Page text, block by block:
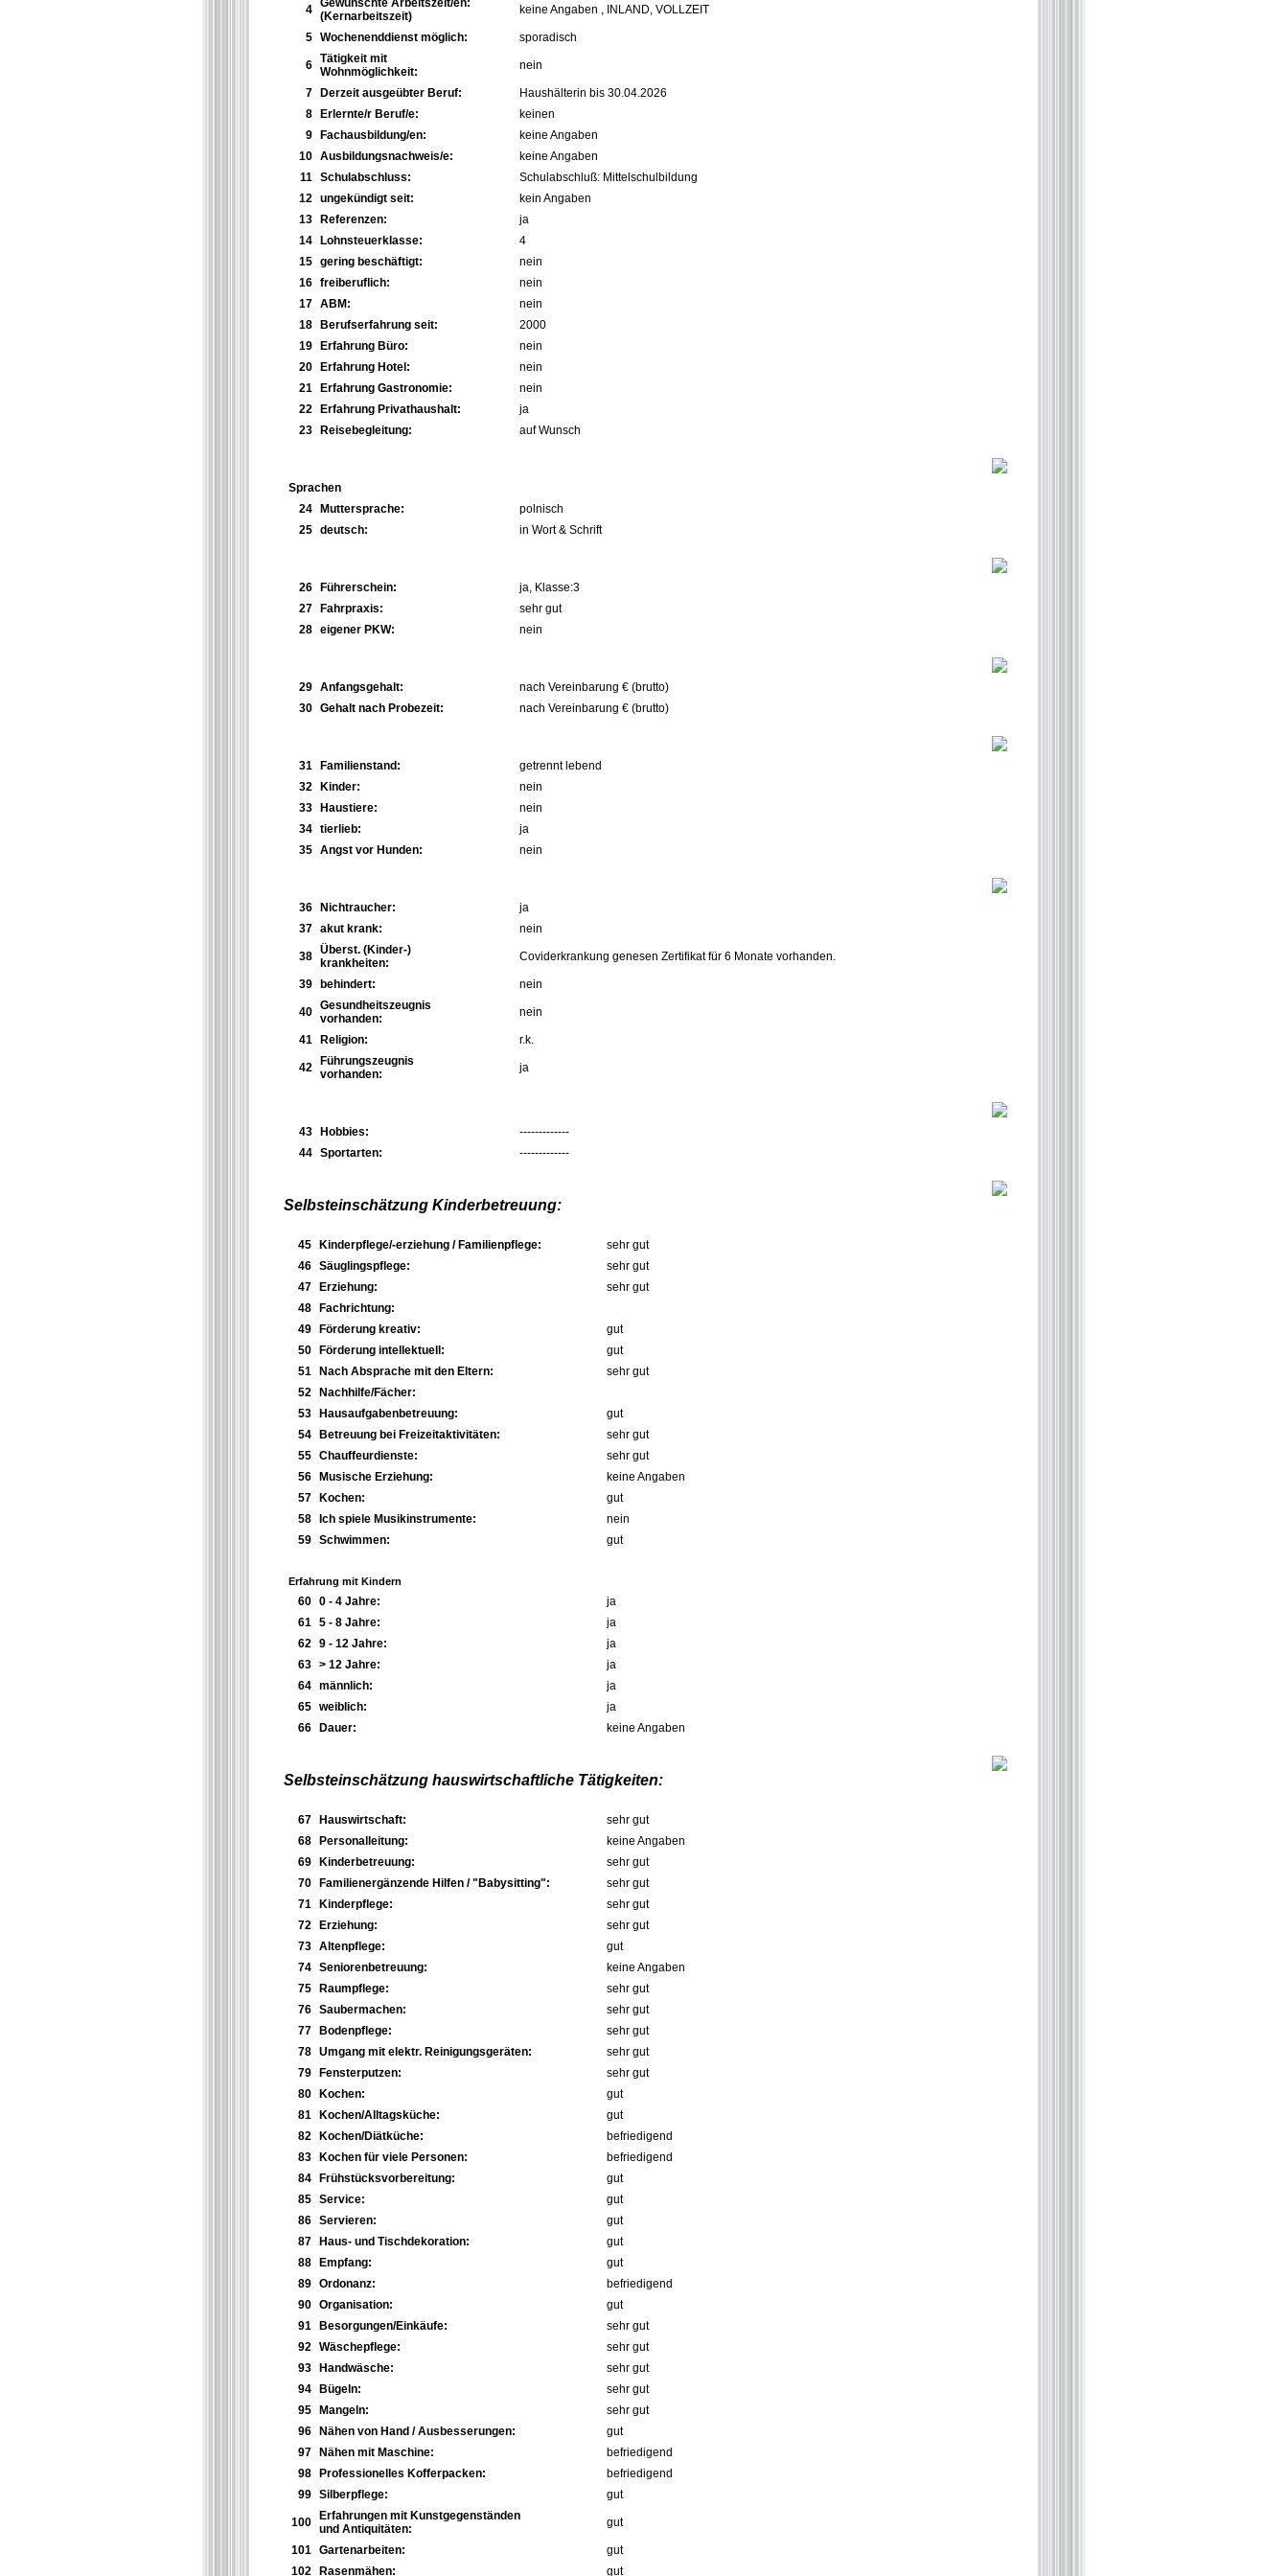
4 Gewünschte Arbeitszeit/en:
(Kernarbeitszeit)
keine Angaben , INLAND, VOLLZEIT
5 Wochenenddienst möglich: sporadisch
6 Tätigkeit mit
Wohnmöglichkeit:
nein
7 Derzeit ausgeübter Beruf:
Haushälterin bis 30.04.2026
8
Erlernte/r Beruf/e:
keinen
9
Fachausbildung/en:
keine Angaben
10 Ausbildungsnachweis/e:
keine Angaben
11 Schulabschluss:
Schulabschluß: Mittelschulbildung
12 ungekündigt seit:
kein Angaben
13
Referenzen:
ja
14
Lohnsteuerklasse:
4
15 gering beschäftigt:
nein
16 freiberuflich:
nein
17 ABM:
nein
18
Berufserfahrung seit:
2000
19
Erfahrung Büro:
nein
20
Erfahrung Hotel:
nein
21
Erfahrung Gastronomie:
nein
22
Erfahrung Privathaushalt:
ja
23
Reisebegleitung: auf Wunsch
Sprachen
24
Muttersprache:
polnisch
25 deutsch: in Wort & Schrift
26 Führerschein:
ja, Klasse:3
27
Fahrpraxis:
sehr gut
28 eigener PKW: nein
29 Anfangsgehalt:
nach Vereinbarung € (brutto)
30 Gehalt nach Probezeit: nach Vereinbarung € (brutto)
31 Familienstand:
getrennt lebend
32
Kinder:
nein
33
Haustiere:
nein
34 tierlieb:
ja
35 Angst vor Hunden: nein
36 Nichtraucher:
ja
37 akut krank: nein
38 Überst. (Kinder-)
krankheiten:
Coviderkrankung genesen Zertifikat für 6 Monate vorhanden.
39 behindert: nein
40 Gesundheitszeugnis
vorhanden:
nein
41 Religion: r.k.
42
Führungszeugnis
vorhanden:
ja
43 Hobbies:
-------------
44 Sportarten: -------------
Selbsteinschätzung Kinderbetreuung:
45 Kinderpflege/-erziehung / Familienpflege:
sehr gut
46 Säuglingspflege:
sehr gut
47
Erziehung:
sehr gut
48
Fachrichtung:
49
Förderung kreativ:
gut
50
Förderung intellektuell:
gut
51
Nach Absprache mit den Eltern:
sehr gut
52
Nachhilfe/Fächer:
53
Hausaufgabenbetreuung:
gut
54
Betreuung bei Freizeitaktivitäten:
sehr gut
55 Chauffeurdienste:
sehr gut
56
Musische Erziehung:
keine Angaben
57
Kochen:
gut
58
Ich spiele Musikinstrumente:
nein
59 Schwimmen: gut
Erfahrung mit Kindern
60 0 - 4 Jahre:
ja
61 5 - 8 Jahre:
ja
62 9 - 12 Jahre:
ja
63 > 12 Jahre:
ja
64 männlich:
ja
65 weiblich:
ja
66
Dauer: keine Angaben
Selbsteinschätzung hauswirtschaftliche Tätigkeiten:
67 Hauswirtschaft:
sehr gut
68
Personalleitung:
keine Angaben
69
Kinderbetreuung:
sehr gut
70
Familienergänzende Hilfen / "Babysitting":
sehr gut
71
Kinderpflege:
sehr gut
72
Erziehung:
sehr gut
73 Altenpflege:
gut
74 Seniorenbetreuung:
keine Angaben
75
Raumpflege:
sehr gut
76 Saubermachen:
sehr gut
77
Bodenpflege:
sehr gut
78 Umgang mit elektr. Reinigungsgeräten:
sehr gut
79
Fensterputzen:
sehr gut
80
Kochen:
gut
81
Kochen/Alltagsküche:
gut
82
Kochen/Diätküche:
befriedigend
83
Kochen für viele Personen:
befriedigend
84
Frühstücksvorbereitung:
gut
85 Service:
gut
86 Servieren:
gut
87
Haus- und Tischdekoration:
gut
88
Empfang:
gut
89 Ordonanz:
befriedigend
90 Organisation:
gut
91
Besorgungen/Einkäufe:
sehr gut
92 Wäschepflege:
sehr gut
93
Handwäsche:
sehr gut
94
Bügeln:
sehr gut
95
Mangeln:
sehr gut
96
Nähen von Hand / Ausbesserungen:
gut
97
Nähen mit Maschine:
befriedigend
98
Professionelles Kofferpacken:
befriedigend
99 Silberpflege: gut
100
Erfahrungen mit Kunstgegenständen
und Antiquitäten:
gut
101 Gartenarbeiten:
gut
102
Rasenmähen: gut